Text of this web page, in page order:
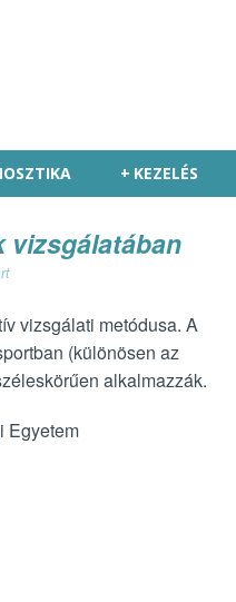
KEZELÉS
+
vizsgálatában
vizsgálati metódusa. A
(különösen az
alkalmazzák.
Egyetem